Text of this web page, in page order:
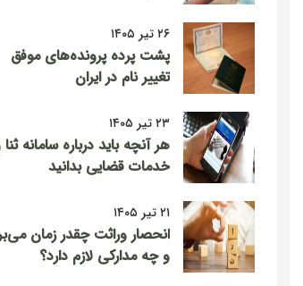
۲۶ تیر ۱۴۰۵
پشت پرده پرونده‌های موفق
تغییر نام در ایران
۲۳ تیر ۱۴۰۵
هر آنچه باید درباره سامانه
خدمات قضایی بدانید
۲۱ تیر ۱۴۰۵
انحصار وراثت چقدر زمان
و چه مدارکی لازم دارد؟